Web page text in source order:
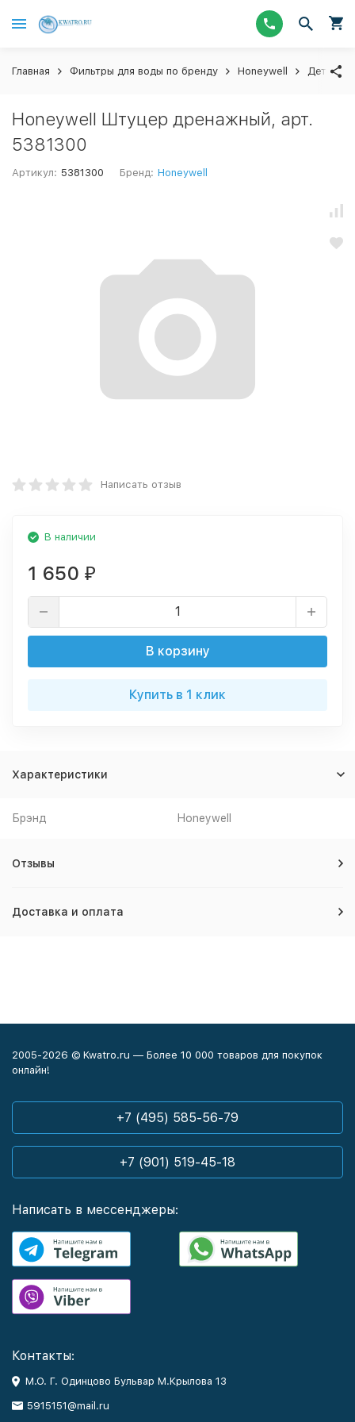
Главная Фильтры для воды по бренду Honeywell Детали
Honeywell Штуцер дренажный, арт.
5381300
Артикул: 5381300 Бренд: Honeywell
Написать отзыв
В наличии
1 650 ₽
В корзину
Купить в 1 клик
Характеристики
Брэнд Honeywell
Отзывы
Доставка и оплата
2005-2026 © Kwatro.ru — Более 10 000 товаров для покупок
онлайн!
+7 (495) 585-56-79
+7 (901) 519-45-18
Написать в мессенджеры:
Контакты:
М.О. Г. Одинцово Бульвар М.Крылова 13
5915151@mail.ru